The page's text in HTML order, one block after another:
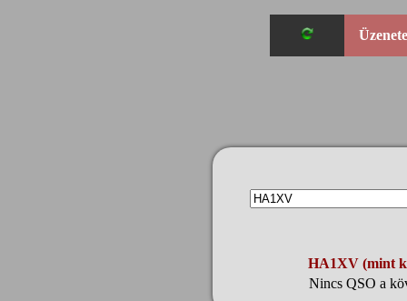
HA1XV (mint
Nincs QSO a